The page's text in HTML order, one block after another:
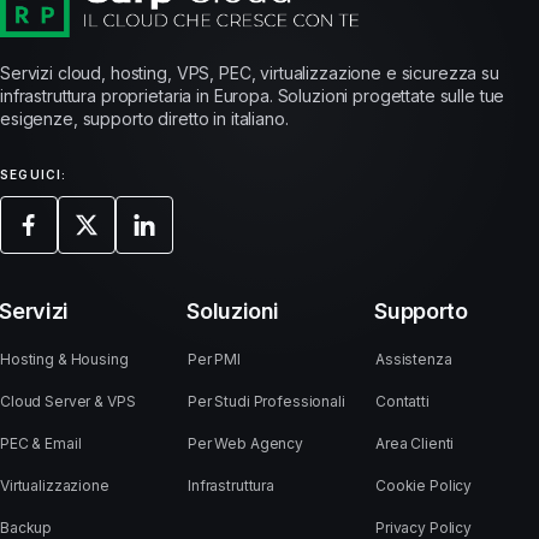
Servizi cloud, hosting, VPS, PEC, virtualizzazione e sicurezza su
infrastruttura proprietaria in Europa. Soluzioni progettate sulle tue
esigenze, supporto diretto in italiano.
SEGUICI:
Servizi
Hosting & Housing
Cloud Server & VPS
PEC & Email
Virtualizzazione
Backup
Soluzioni
Per PMI
Per Studi Professionali
Per Web Agency
Infrastruttura
Supporto
Assistenza
Contatti
Area Clienti
Cookie Policy
Privacy Policy